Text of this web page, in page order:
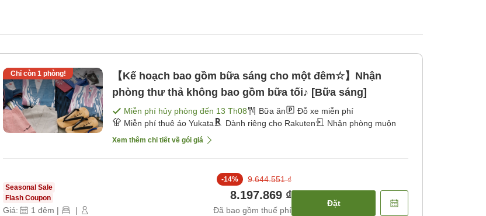
Chỉ còn 1phòng!
【Kế hoạch bao gồm bữa sáng cho một đêm☆】Nhận
phòng thư thả không bao gồm bữa tối♪ [Bữa sáng]
Miễn phí hủy phòng đến 13 Th08 Bữa ăn
Đỗ xe miễn phí
Miễn phí thuê áo Yukata
Dành riêng cho Rakuten Nhận phòng muộn
Xem thêm chi tiết về gói giá
Seasonal Sale
Flash Coupon
Giá: 1 đêm | |
-14% 9.644.551 ₫
8.197.869 ₫
Đã bao gồm thuế phí
Đặt